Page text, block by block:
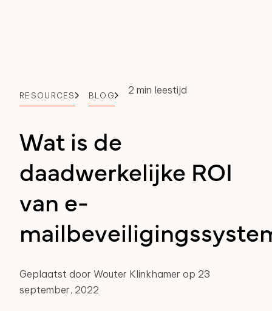
RESOURCES BLOG 2 min leestijd
Wat is de
daadwerkelijke ROI
van e-
Geplaatst door Wouter Klinkhamer op 23
september, 2022